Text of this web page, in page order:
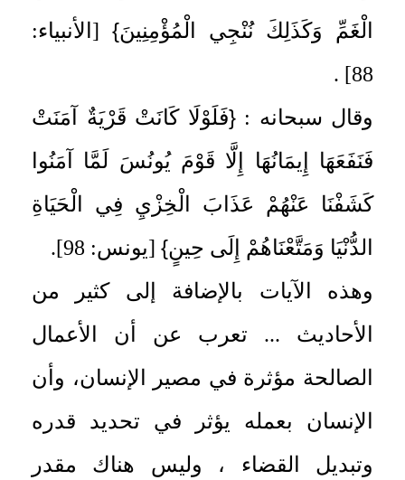
الْغَمِّ وَكَذَلِكَ نُنْجِي الْمُؤْمِنِينَ} [الأنبياء:
88] .
وقال سبحانه :{فَلَوْلَا كَانَتْ قَرْيَةٌ آمَنَتْ
فَنَفَعَهَا إِيمَانُهَا إِلَّا قَوْمَ يُونُسَ لَمَّا آمَنُوا
كَشَفْنَا عَنْهُمْ عَذَابَ الْخِزْيِ فِي الْحَيَاةِ
الدُّنْيَا وَمَتَّعْنَاهُمْ إِلَى حِينٍ} [يونس: 98].
وهذه الآيات بالإضافة إلى كثير من
الأحاديث ... تعرب عن أن الأعمال
الصالحة مؤثرة في مصير الإنسان، وأن
الإنسان بعمله يؤثر في تحديد قدره
وتبديل القضاء ، وليس هناك مقدر